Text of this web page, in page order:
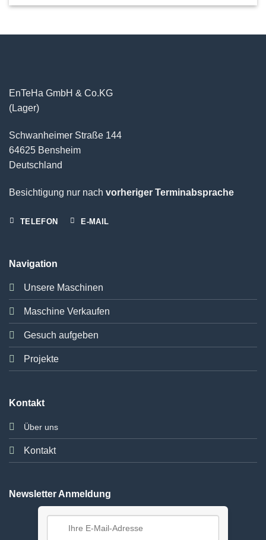
EnTeHa GmbH & Co.KG
(Lager)
Schwanheimer Straße 144
64625 Bensheim
Deutschland
Besichtigung nur nach vorheriger Terminabsprache
TELEFON E-MAIL
Navigation
Unsere Maschinen
Maschine Verkaufen
Gesuch aufgeben
Projekte
Kontakt
Über uns
Kontakt
Newsletter Anmeldung